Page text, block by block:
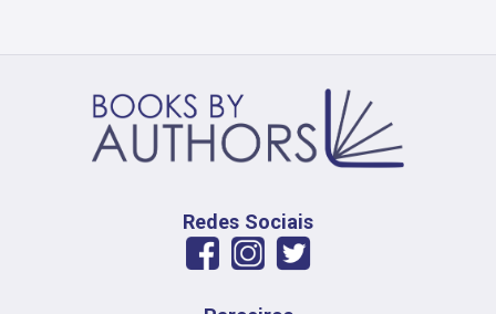
Redes Sociais